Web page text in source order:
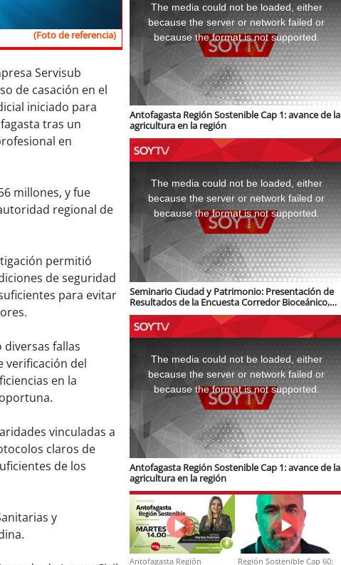
(Foto de referencia)
Servisub
de casación en el
iniciado para
tras un
en
millones, y fue
regional de
permitió
de seguridad
para evitar
fallas
verificación del
en la
vinculadas a
claros de
de los
y
window.
The media could not be loaded, either
because the server or network failed or
because the format is not supported.
Antofagasta Región Sostenible Cap 1: avance de la
agricultura en la región
window.
The media could not be loaded, either
because the server or network failed or
because the format is not supported.
Seminario Ciudad y Patrimonio: Presentación de
Resultados de la Encuesta Corredor Bioceánico,
logística e infraestructura ferroviaria
window.
The media could not be loaded, either
because the server or network failed or
because the format is not supported.
Antofagasta Región Sostenible Cap 1: avance de la
agricultura en la región
Antofagasta Región
Región Sostenible Cap 60: